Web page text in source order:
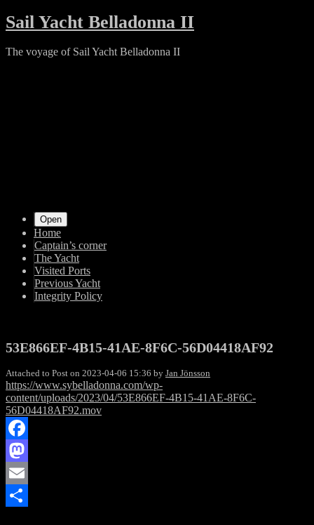
Skip
to
Sail Yacht Belladonna II
The voyage of Sail Yacht Belladonna II
Primary
Navigation
Open
Home
Captain’s corner
The Yacht
Visited Ports
Previous Yacht
Integrity Policy
53E866EF-4B15-41AE-8F6C-56D04418AF92
Attached to Post on 2023-04-06 15:36 by Jan Jönsson
https://www.sybelladonna.com/wp-
content/uploads/2023/04/53E866EF-4B15-41AE-8F6C-
56D04418AF92.mov
Facebook
Mastodon
Email